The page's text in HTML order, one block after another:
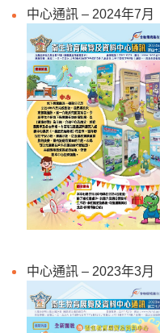
中心通訊 – 2024年7月
中心通訊 – 2023年3月